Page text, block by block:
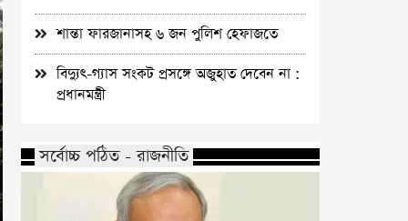
শান্তা ফারজানাসহ ৬ জন পুলিশ হেফাজতে
বিদ্যুৎ-গ্যাস সংকট প্রসঙ্গে অজুহাত দেবেন না :
প্রধানমন্ত্রী
সর্বোচ্চ পঠিত - রাজনীতি